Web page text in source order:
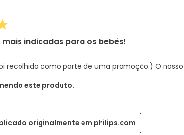
mais indicadas para os bebés!
recolhida como parte de uma promoção.) O
este produto.
originalmente em philips.com